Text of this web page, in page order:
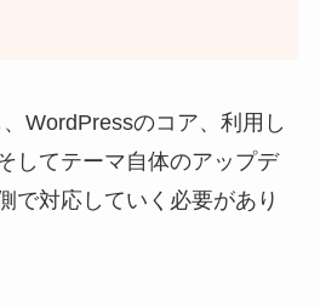
WordPressのコア、利用し
してテーマ自体のアップデ
で対応していく必要があり